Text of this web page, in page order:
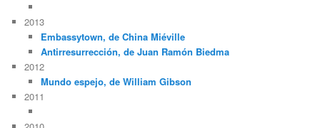
2013
Embassytown, de China Miéville
Antirresurrección, de Juan Ramón Biedma
2012
Mundo espejo, de William Gibson
2011